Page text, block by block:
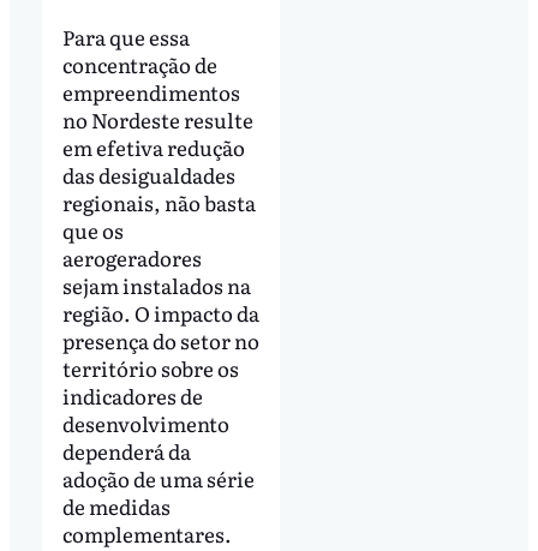
Para que essa
concentração de
empreendimentos
no Nordeste resulte
em efetiva redução
das desigualdades
regionais, não basta
que os
aerogeradores
sejam instalados na
região. O impacto da
presença do setor no
território sobre os
indicadores de
desenvolvimento
dependerá da
adoção de uma série
de medidas
complementares.